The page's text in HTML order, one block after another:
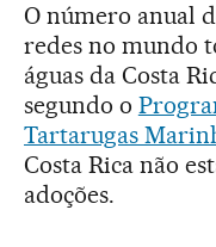
O número anual
redes no mundo
águas da Costa
segundo o
Tartarugas
Costa Rica não
adoções.